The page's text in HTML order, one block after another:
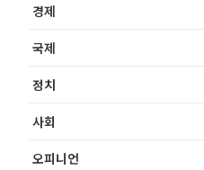
경제
국제
정치
사회
오피니언